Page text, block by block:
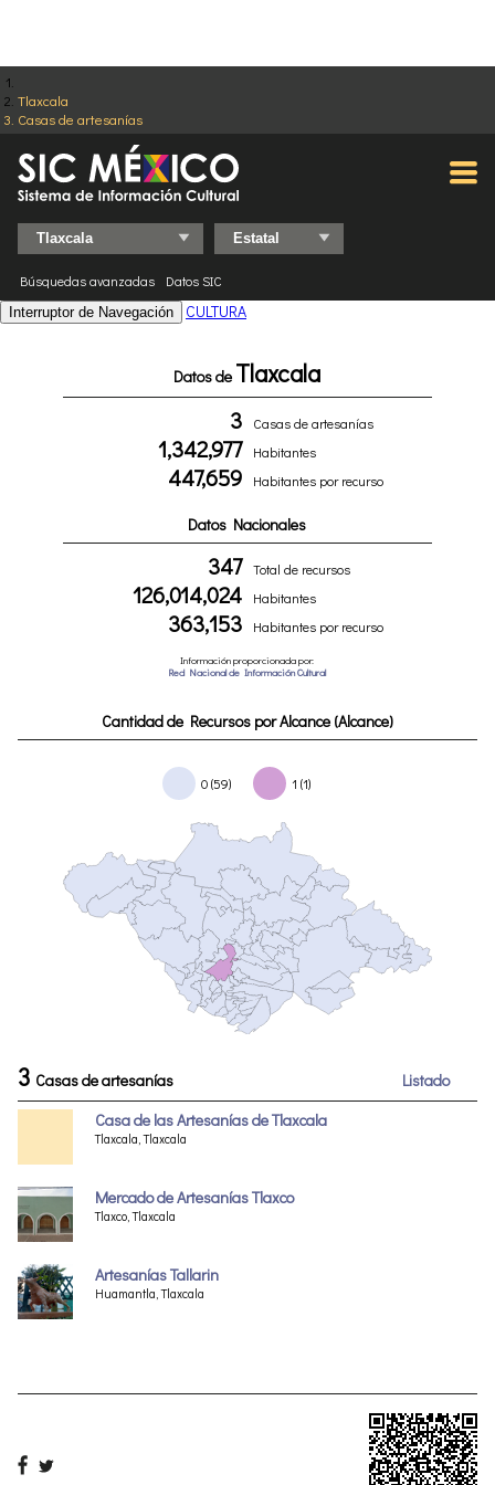
Tlaxcala
Casas de artesanías
Búsquedas avanzadas Datos SIC
Interruptor de Navegación CULTURA
Datos de Tlaxcala
3 Casas de artesanías
1,342,977 Habitantes
447,659 Habitantes por recurso
Datos Nacionales
347 Total de recursos
126,014,024 Habitantes
363,153 Habitantes por recurso
Información proporcionada por:
Red Nacional de Información Cultural
3 Casas de artesanías
Listado
Casa de las Artesanías de Tlaxcala
Tlaxcala, Tlaxcala
Mercado de Artesanías Tlaxco
Tlaxco, Tlaxcala
Artesanías Tallarin
Huamantla, Tlaxcala
Cantidad de Recursos por Alcance (Alcance)
0 (59) 1 (1)